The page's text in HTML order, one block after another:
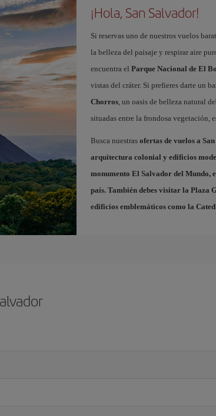
¡Hola, San Salvador!
Si reservas uno de nuestros vuelos
la belleza del paisaje y respirar aire
encuentra el Parque Nacional de El
vistas del cráter. Si prefieres darte un
Chorros, un oasis de belleza natural
situadas entre la frondosa vegetación,
Busca nuestras ofertas de vuelos a
arquitectura colonial y edificios
monumento El Salvador del Mundo,
país. También debes visitar la Plaza
edificios emblemáticos como la